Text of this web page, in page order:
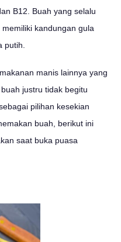
B12. Buah yang selalu
kandungan gula
putih.
manis lainnya yang
justru tidak begitu
pilihan kesekian
buah, berikut ini
saat buka puasa